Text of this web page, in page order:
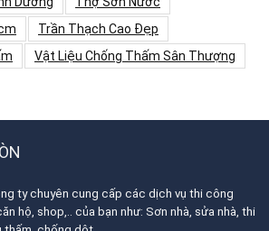
Trần Thạch Cao Đẹp
Vật Liệu Chống Thấm Sân Thượng
ty chuyên cung cấp các dịch vụ thi công
hộ, shop,.. của bạn như: Sơn nhà, sửa nhà, thi